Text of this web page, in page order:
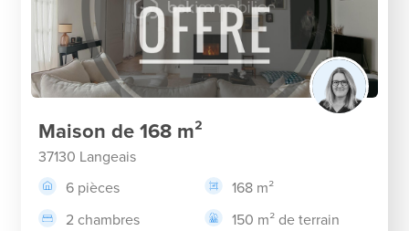
Maison de 168 m²
37130 Langeais
6 pièces
168 m²
2 chambres
150 m² de terrain